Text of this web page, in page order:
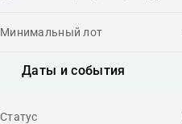
Минимальный лот
Даты и события
Статус